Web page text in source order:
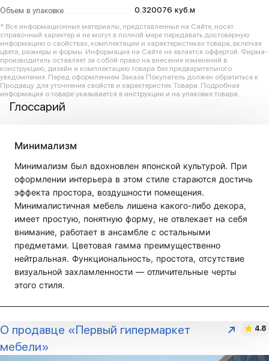
Объем в упаковке
0.320076 куб.м
* Все информационные материалы, представленные на Сайте, носят
справочный характер и не могут в полной мере передавать достоверную
информацию о свойствах, комплектации и характеристиках товара, включая
цвета, размеры и формы. Информация на Сайте не является оффертой. Фирма-
производитель оставляет за собой право на внесение изменений в
конструкцию, дизайн и комплектацию товара без предварительного
уведомления. Перед оформлением Заказа Покупатель должен обратиться к
Продавцу для уточнения свойств и характеристик Товара. Подробная
информация о товаре указывается в инструкции и на упаковке товара.
Глоссарий
Минимализм
Минимализм был вдохновлен японской культурой. При
оформлении интерьера в этом стиле стараются достичь
эффекта простора, воздушности помещения.
Минималистичная мебель лишена какого-либо декора,
имеет простую, понятную форму, не отвлекает на себя
внимание, работает в ансамбле с остальными
предметами. Цветовая гамма преимущественно
нейтральная. Функциональность, простота, отсутствие
визуальной захламленности — отличительные черты
этого стиля.
О продавце «Первый гипермаркет
мебели»
4.8